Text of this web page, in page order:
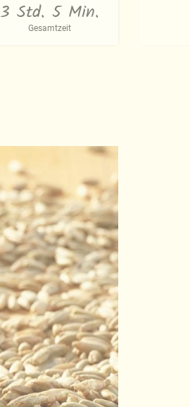
3 Std. 5 Min.
Gesamtzeit